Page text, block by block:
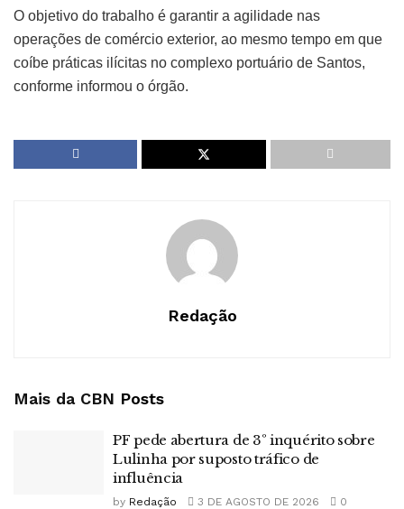
O objetivo do trabalho é garantir a agilidade nas
operações de comércio exterior, ao mesmo tempo em que
coíbe práticas ilícitas no complexo portuário de Santos,
conforme informou o órgão.
Redação
Mais da CBN Posts
PF pede abertura de 3º inquérito sobre
Lulinha por suposto tráfico de
influência
by Redação 3 DE AGOSTO DE 2026 0